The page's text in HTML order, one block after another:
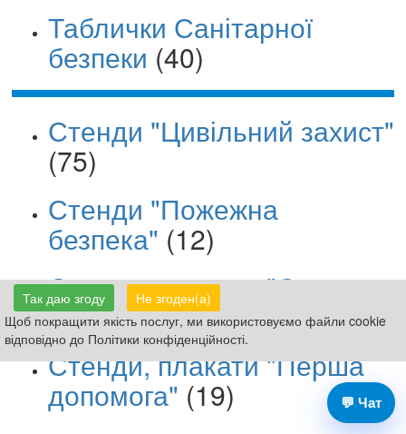
Так даю згоду
Не згоден(а)
Щоб покращити якість послуг, ми використовуємо файли cookie
відповідно до Політики конфіденційності.
Таблички Санітарної
безпеки (40)
Стенди "Цивільний захист"
(75)
Стенди "Пожежна
безпека" (12)
Стенди, плакати "Охорона
праці"(44)
Стенди, плакати "Перша
допомога" (19)
💬 Чат